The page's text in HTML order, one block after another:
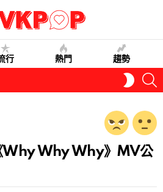
行 熱門 趨勢
SKIN
Why Why Why》MV公